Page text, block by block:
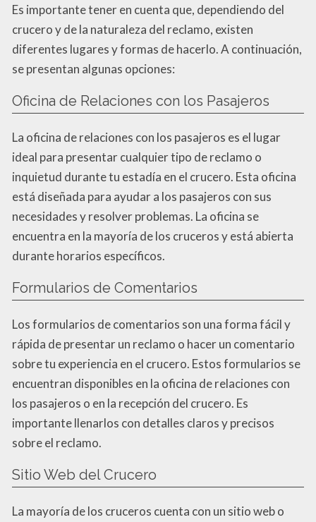
Es importante tener en cuenta que, dependiendo del
crucero y de la naturaleza del reclamo, existen
diferentes lugares y formas de hacerlo. A continuación,
se presentan algunas opciones:
Oficina de Relaciones con los Pasajeros
La oficina de relaciones con los pasajeros es el lugar
ideal para presentar cualquier tipo de reclamo o
inquietud durante tu estadía en el crucero. Esta oficina
está diseñada para ayudar a los pasajeros con sus
necesidades y resolver problemas. La oficina se
encuentra en la mayoría de los cruceros y está abierta
durante horarios específicos.
Formularios de Comentarios
Los formularios de comentarios son una forma fácil y
rápida de presentar un reclamo o hacer un comentario
sobre tu experiencia en el crucero. Estos formularios se
encuentran disponibles en la oficina de relaciones con
los pasajeros o en la recepción del crucero. Es
importante llenarlos con detalles claros y precisos
sobre el reclamo.
Sitio Web del Crucero
La mayoría de los cruceros cuenta con un sitio web o